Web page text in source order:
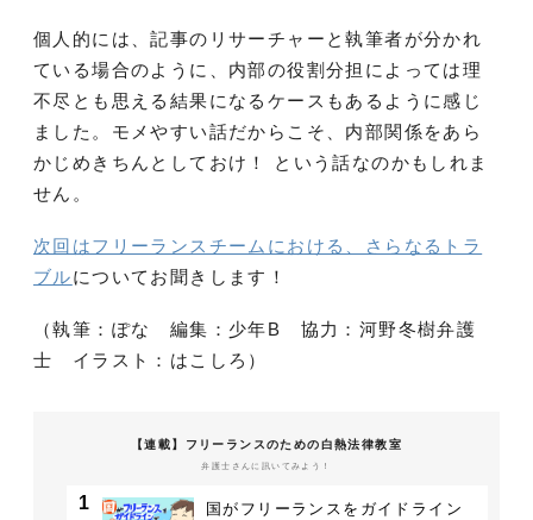
個人的には、記事のリサーチャーと執筆者が分かれ
ている場合のように、内部の役割分担によっては理
不尽とも思える結果になるケースもあるように感じ
ました。モメやすい話だからこそ、内部関係をあら
かじめきちんとしておけ！ という話なのかもしれま
せん。
次回はフリーランスチームにおける、さらなるトラ
ブルについてお聞きします！
（執筆：ぽな 編集：少年B 協力：河野冬樹弁護
士 イラスト：はこしろ）
【連載】フリーランスのための白熱法律教室
弁護士さんに訊いてみよう！
1
国がフリーランスをガイドライン